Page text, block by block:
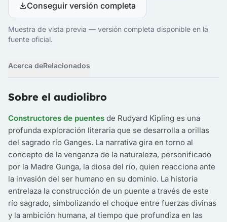
Conseguir versión completa
Muestra de vista previa — versión completa disponible en la
fuente oficial.
Acerca deRelacionados
Sobre el audiolibro
Constructores de puentes de Rudyard Kipling es una
profunda exploración literaria que se desarrolla a orillas
del sagrado río Ganges. La narrativa gira en torno al
concepto de la venganza de la naturaleza, personificado
por la Madre Gunga, la diosa del río, quien reacciona ante
la invasión del ser humano en su dominio. La historia
entrelaza la construcción de un puente a través de este
río sagrado, simbolizando el choque entre fuerzas divinas
y la ambición humana, al tiempo que profundiza en las